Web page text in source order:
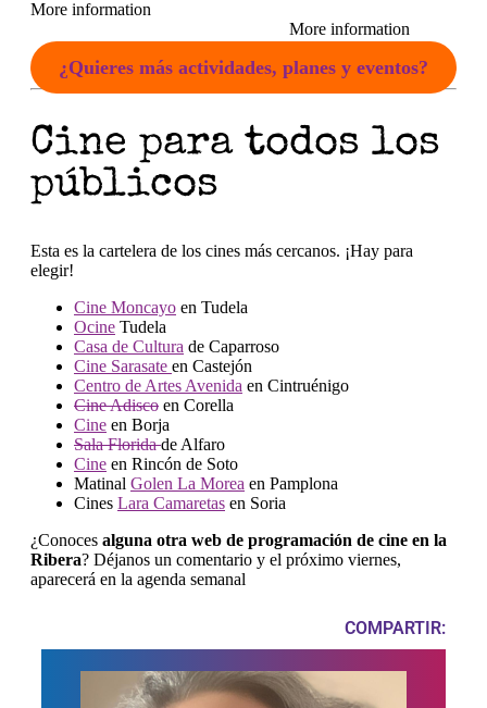
More information
More information
¿Quieres más actividades, planes y eventos?
Cine para todos los
públicos
Esta es la cartelera de los cines más cercanos. ¡Hay para
elegir!
Cine Moncayo en Tudela
Ocine Tudela
Casa de Cultura de Caparroso
Cine Sarasate en Castejón
Centro de Artes Avenida en Cintruénigo
Cine Adisco en Corella
Cine en Borja
Sala Floridade Alfaro
Cine en Rincón de Soto
Matinal Golen La Morea en Pamplona
Cines Lara Camaretas en Soria
¿Conoces alguna otra web de programación de cine en la
Ribera? Déjanos un comentario y el próximo viernes,
aparecerá en la agenda semanal
COMPARTIR: